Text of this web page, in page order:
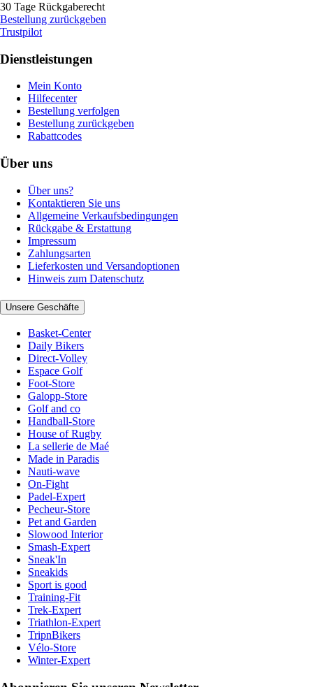
30 Tage Rückgaberecht
Bestellung zurückgeben
Trustpilot
Dienstleistungen
Mein Konto
Hilfecenter
Bestellung verfolgen
Bestellung zurückgeben
Rabattcodes
Über uns
Über uns?
Kontaktieren Sie uns
Allgemeine Verkaufsbedingungen
Rückgabe & Erstattung
Impressum
Zahlungsarten
Lieferkosten und Versandoptionen
Hinweis zum Datenschutz
Unsere Geschäfte
Basket-Center
Daily Bikers
Direct-Volley
Espace Golf
Foot-Store
Galopp-Store
Golf and co
Handball-Store
House of Rugby
La sellerie de Maé
Made in Paradis
Nauti-wave
On-Fight
Padel-Expert
Pecheur-Store
Pet and Garden
Slowood Interior
Smash-Expert
Sneak'In
Sneakids
Sport is good
Training-Fit
Trek-Expert
Triathlon-Expert
TripnBikers
Vélo-Store
Winter-Expert